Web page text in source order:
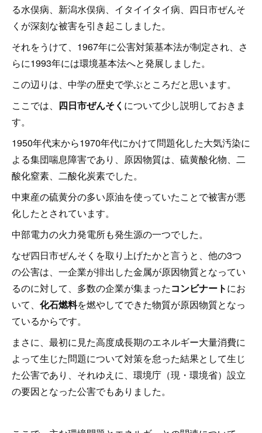
る水俣病、新潟水俣病、イタイイタイ病、四日市ぜんそ
くが深刻な被害を引き起こしました。
それをうけて、1967年に公害対策基本法が制定され、さ
らに1993年には環境基本法へと発展しました。
この辺りは、中学の歴史で学ぶところだと思います。
ここでは、 四日市ぜんそく について少し説明しておきま
す。
1950年代末から1970年代にかけて問題化した大気汚染に
よる集団喘息障害であり、原因物質は、硫黄酸化物、二
酸化窒素、二酸化炭素でした。
中東産の硫黄分の多い原油を使っていたことで被害が悪
化したとされています。
中部電力の火力発電所も発生源の一つでした。
なぜ四日市ぜんそくを取り上げたかと言うと、他の3つ
の公害は、一企業が排出した金属が原因物質となってい
るのに対して、多数の企業が集まったコンビナートにお
いて、 化石燃料を燃やしてできた物質が原因物質となっ
ているからです。
まさに、最初に見た高度成長期のエネルギー大量消費に
よって生じた問題について対策を怠った結果として生じ
た公害であり、それゆえに、環境庁（現・環境省）設立
の要因となった公害でもありました。